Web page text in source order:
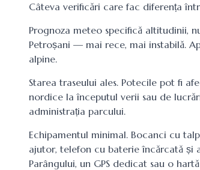
Câteva verificări care fac diferența
Prognoza meteo specifică altitudinii,
Petroșani — mai rece, mai instabilă.
alpine.
Starea traseului ales. Potecile pot fi
nordice la începutul verii sau de
administrația parcului.
Echipamentul minimal. Bocanci cu
ajutor, telefon cu baterie încărcată și
Parângului, un GPS dedicat sau o